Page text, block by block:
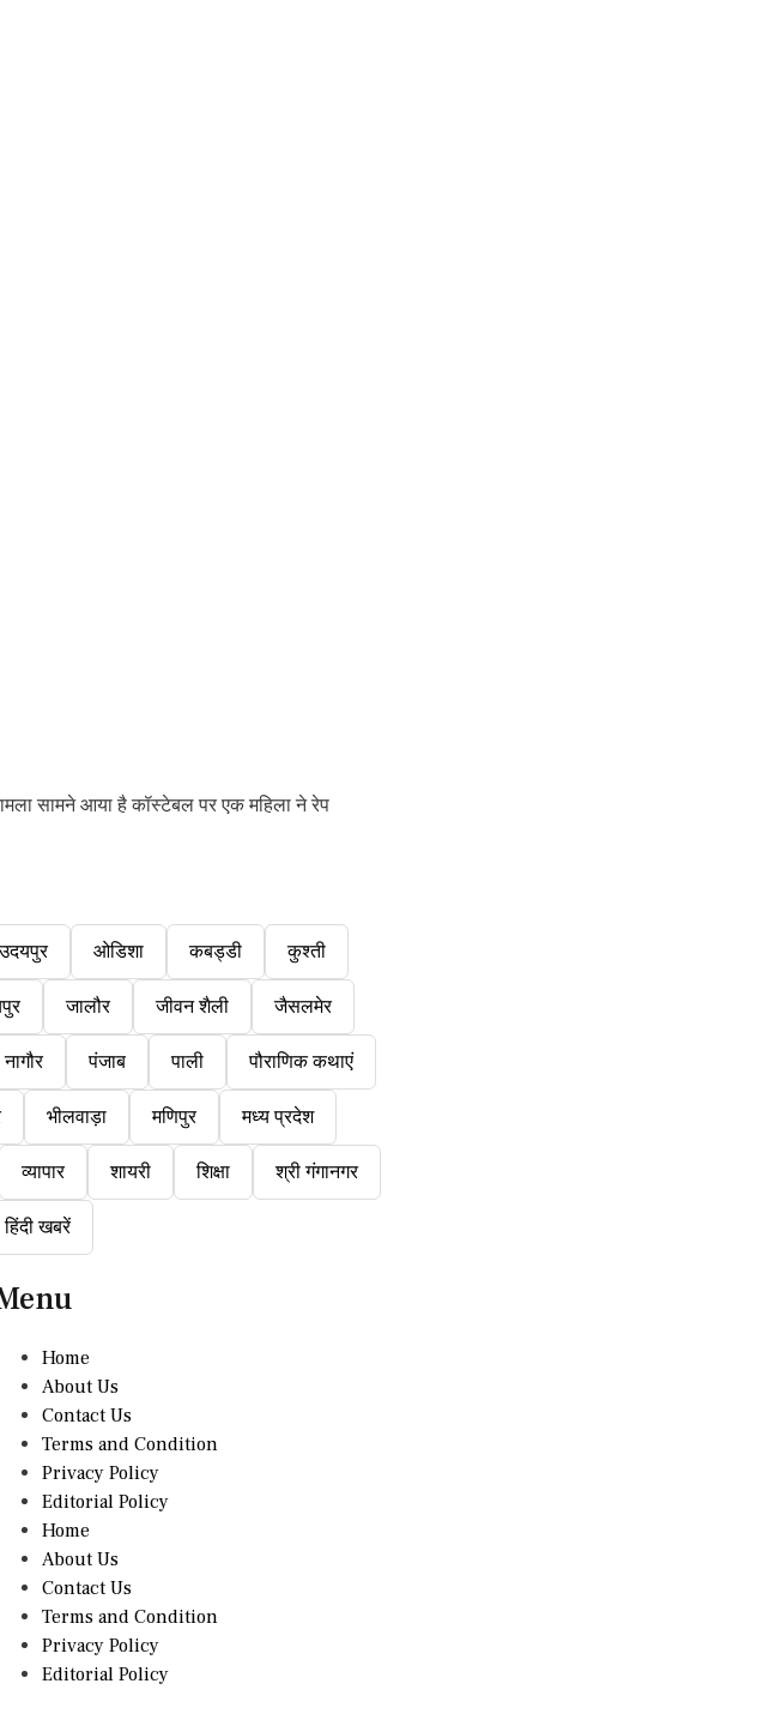
सामने आया है कॉस्टेबल पर एक महिला ने रेप
उदयपुर ओडिशा कबड्डी कुश्ती
जालौर जीवन शैली जैसलमेर
नागौर पंजाब पाली पौराणिक कथाएं
भीलवाड़ा मणिपुर मध्य प्रदेश
व्यापार शायरी शिक्षा श्री गंगानगर
हिंदी खबरें
Home
About Us
Contact Us
Terms and Condition
Privacy Policy
Editorial Policy
Home
About Us
Contact Us
Terms and Condition
Privacy Policy
Editorial Policy